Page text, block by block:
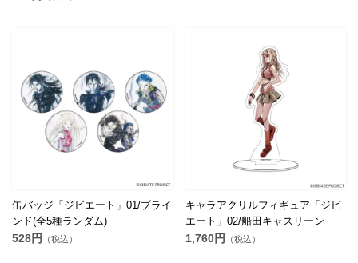
缶バッジ「ジビエート」01/ブライ
ンド(全5種ランダム)
528円 （税込）
キャラアクリルフィギュア「ジビ
エート」02/船田キャスリーン
1,760円 （税込）